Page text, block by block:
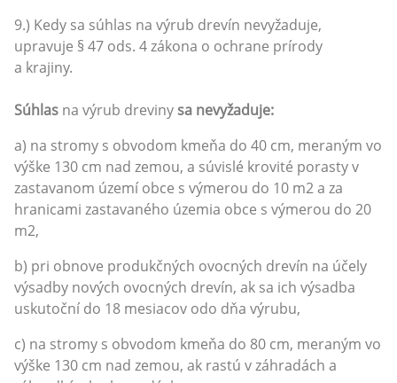
9.) Kedy sa súhlas na výrub drevín nevyžaduje,
upravuje § 47 ods. 4 zákona o ochrane prírody
a krajiny.
Súhlas na výrub dreviny sa nevyžaduje:
a) na stromy s obvodom kmeňa do 40 cm, meraným vo
výške 130 cm nad zemou, a súvislé krovité porasty v
zastavanom území obce s výmerou do 10 m2 a za
hranicami zastavaného územia obce s výmerou do 20
m2,
b) pri obnove produkčných ovocných drevín na účely
výsadby nových ovocných drevín, ak sa ich výsadba
uskutoční do 18 mesiacov odo dňa výrubu,
c) na stromy s obvodom kmeňa do 80 cm, meraným vo
výške 130 cm nad zemou, ak rastú v záhradách a